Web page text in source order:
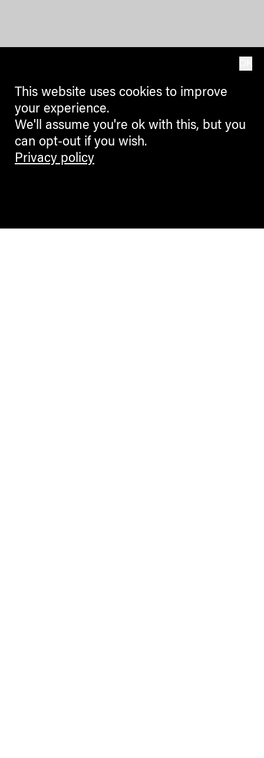
This website uses cookies to improve
your experience.
We'll assume you're ok with this, but you
can opt-out if you wish.
Privacy policy